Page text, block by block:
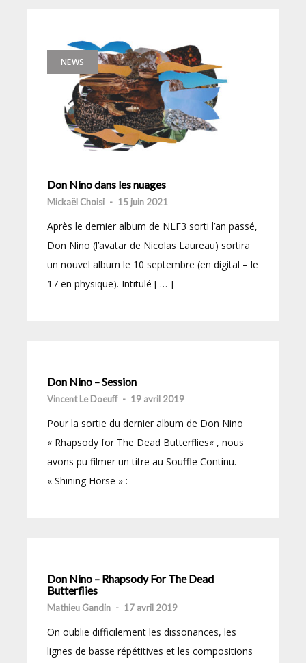
NEWS
Don Nino dans les nuages
Mickaël Choisi - 15 juin 2021
Après le dernier album de NLF3 sorti l’an passé,
Don Nino (l’avatar de Nicolas Laureau) sortira
un nouvel album le 10 septembre (en digital – le
17 en physique). Intitulé [ … ]
Don Nino – Session
Vincent Le Doeuff - 19 avril 2019
Pour la sortie du dernier album de Don Nino
« Rhapsody for The Dead Butterflies« , nous
avons pu filmer un titre au Souffle Continu.
« Shining Horse » :
Don Nino – Rhapsody For The Dead
Butterflies
Mathieu Gandin - 17 avril 2019
On oublie difficilement les dissonances, les
lignes de basse répétitives et les compositions